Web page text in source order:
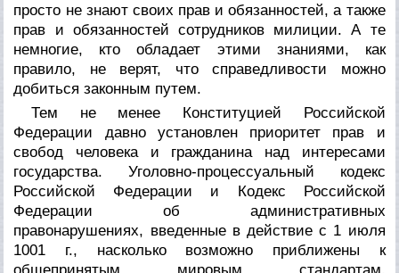
просто не знают своих прав и обязанностей, а также
прав и обязанностей сотрудников милиции. А те
немногие, кто обладает этими знаниями, как
правило, не верят, что справедливости можно
добиться законным путем.
Тем не менее Конституцией Российской
Федерации давно установлен приоритет прав и
свобод человека и гражданина над интересами
государства. Уголовно-процессуальный кодекс
Российской Федерации и Кодекс Российской
Федерации об административных
правонарушениях, введенные в действие с 1 июля
1001 г., насколько возможно приближены к